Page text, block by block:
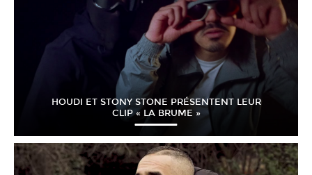
HOUDI ET STONY STONE PRÉSENTENT LEUR
CLIP « LA BRUME »